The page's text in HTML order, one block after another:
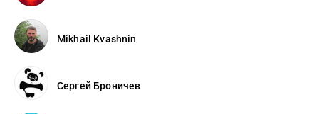
Mikhail Kvashnin
Сергей Броничев